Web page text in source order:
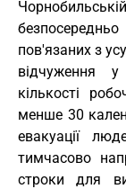
пов'язаних з
відчуження
кількості
менше 30
евакуації
тимчасово
строки для